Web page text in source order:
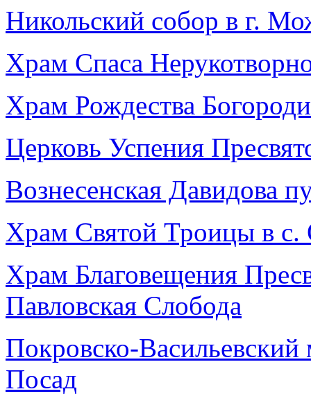
Никольский собор в г.
Храм Спаса
Храм Рождества
Церковь Успения
Вознесенская Давидова
Храм Святой Троицы в
Храм Благовещения
Павловская Слобода
Покровско-
Посад